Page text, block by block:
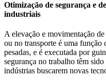
Otimização de segurança e
industriais
A elevação e movimentação
ou no transporte é uma função
pesadas, e é executada por
segurança no trabalho têm
indústrias buscarem novas